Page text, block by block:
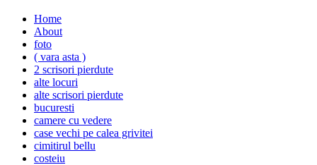
Home
About
foto
( vara asta )
2 scrisori pierdute
alte locuri
alte scrisori pierdute
bucuresti
camere cu vedere
case vechi pe calea grivitei
cimitirul bellu
costeiu